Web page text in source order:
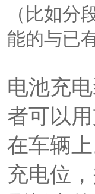
（比如
能的与已
电池充
者可以
在车辆
充电位